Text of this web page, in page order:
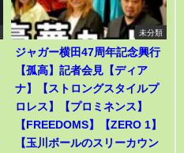
未分類
ジャガー横田47周年記念興行
【孤高】記者会見【ディア
ナ】【ストロングスタイルプ
ロレス】【プロミネンス】
【FREEDOMS】【ZERO 1】
【玉川ボールのスリーカウン